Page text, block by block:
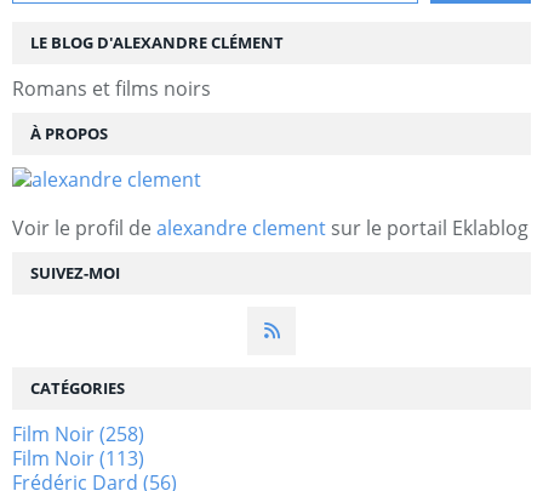
SUIVEZ-MOI
LE BLOG D'ALEXANDRE CLÉMENT
Romans et films noirs
À PROPOS
Voir le profil de alexandre clement sur le portail Eklablog
CATÉGORIES
Film Noir(258)
Film Noir(113)
Frédéric Dard (56)